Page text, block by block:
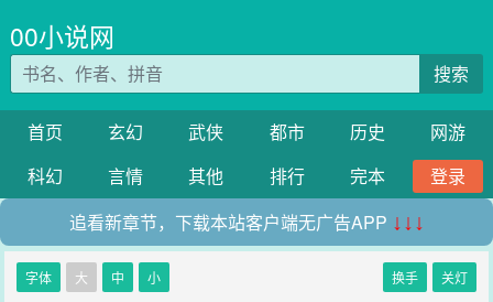
00小说网
搜索
首页 玄幻 武侠 都市 历史
网游
科幻
言情 其他 排行 完本
登录
追看新章节，下载本站客户端无广告APP ↓↓↓
字体 大 中 小 换手 关灯